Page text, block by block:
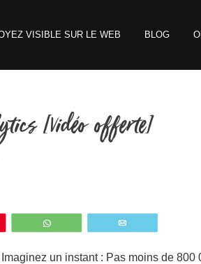
VISIBLE SUR LE WEB BLOG
[Vidéo offerte]
Imaginez un instant : Pas moins de 800